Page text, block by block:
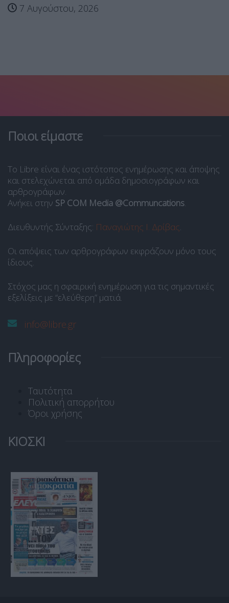
7 Αυγούστου, 2026
Ποιοι είμαστε
Το Libre είναι ένας ιστότοπος ενημέρωσης και άποψης
και στελεχώνεται από ομάδα δημοσιογράφων και
αρθρογράφων.
Ανήκει στην SP COM Media @Communcations.
Διευθυντής Σύνταξης: Παναγιώτης Ι. Δρίβας.
Οι απόψεις των αρθρογράφων εκφράζουν μόνο τους
ίδιους.
Στόχος μας η σφαιρική ενημέρωση για τις σημαντικές
εξελίξεις με “ελεύθερη” ματιά.
info@libre.gr
Πληροφορίες
Ταυτότητα
Πολιτική απορρήτου
Όροι χρήσης
ΚΙΟΣΚΙ